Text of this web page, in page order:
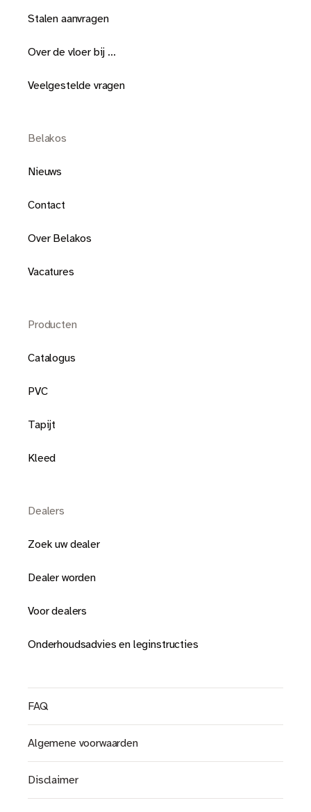
Stalen aanvragen
Over de vloer bij ...
Veelgestelde vragen
Belakos
Nieuws
Contact
Over Belakos
Vacatures
Producten
Catalogus
PVC
Tapijt
Kleed
Dealers
Zoek uw dealer
Dealer worden
Voor dealers
Onderhoudsadvies en leginstructies
Disclaimer
Algemene voorwaarden
FAQ